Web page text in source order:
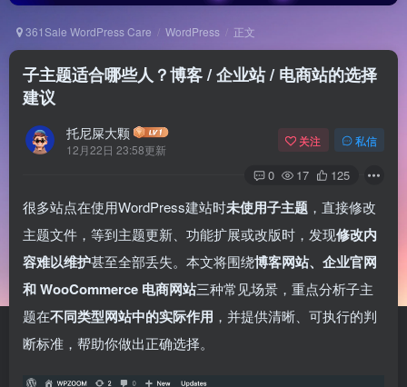
361Sale WordPress Care WordPress 正文
子主题适合哪些人？博客 / 企业站 / 电商站的选择
建议
托尼屎大颗
12月22日 23:58更新
关注 私信
0 17 125
很多站点在使用WordPress建站时未使用子主题 ，直接修改
主题文件，等到主题更新、功能扩展或改版时，发现修改内
容难以维护甚至全部丢失。本文将围绕博客网站、企业官网
和 WooCommerce 电商网站三种常见场景，重点分析子主
题在不同类型网站中的实际作用 ，并提供清晰、可执行的判
断标准，帮助你做出正确选择。